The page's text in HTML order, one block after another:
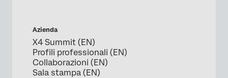
Azienda
X4 Summit (EN)
Profili professionali (EN)
Collaborazioni (EN)
Sala stampa (EN)